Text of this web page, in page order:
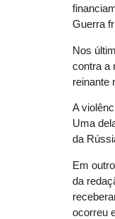
Guerra
Nos
contra a
reinante
A
Uma
da
Em
da
ocorreu